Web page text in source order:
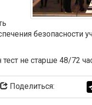
безопасности
не старше 48/72
Поделиться: